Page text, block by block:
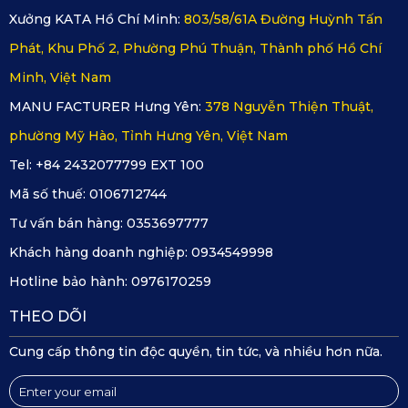
bị chảy mềm, không khô giòn hay nứt nẻ, đảm bảo sự bền
bỉ xuyên suốt từ mùa đông lạnh giá cho đến mùa hè oi bức,
đồng hành trọn vẹn cùng tuổi thọ của chiếc xe.
Xưởng KATA Hồ Chí Minh: 803/58/61A Đường Huỳnh Tấn
Phát, Khu Phố 2, Phường Phú Thuận, Thành phố Hồ Chí
Minh, Việt Nam
MANU FACTURER Hưng Yên: 378 Nguyễn Thiện Thuật,
phường Mỹ Hào, Tỉnh Hưng Yên, Việt Nam
Tel: +84 2432077799 EXT 100
Mã số thuế: 0106712744
Tư vấn bán hàng: 0353697777
Khách hàng doanh nghiệp: 0934549998
Hotline bảo hành: 0976170259
THEO DÕI
Cung cấp thông tin độc quyền, tin tức, và nhiều hơn nữa.